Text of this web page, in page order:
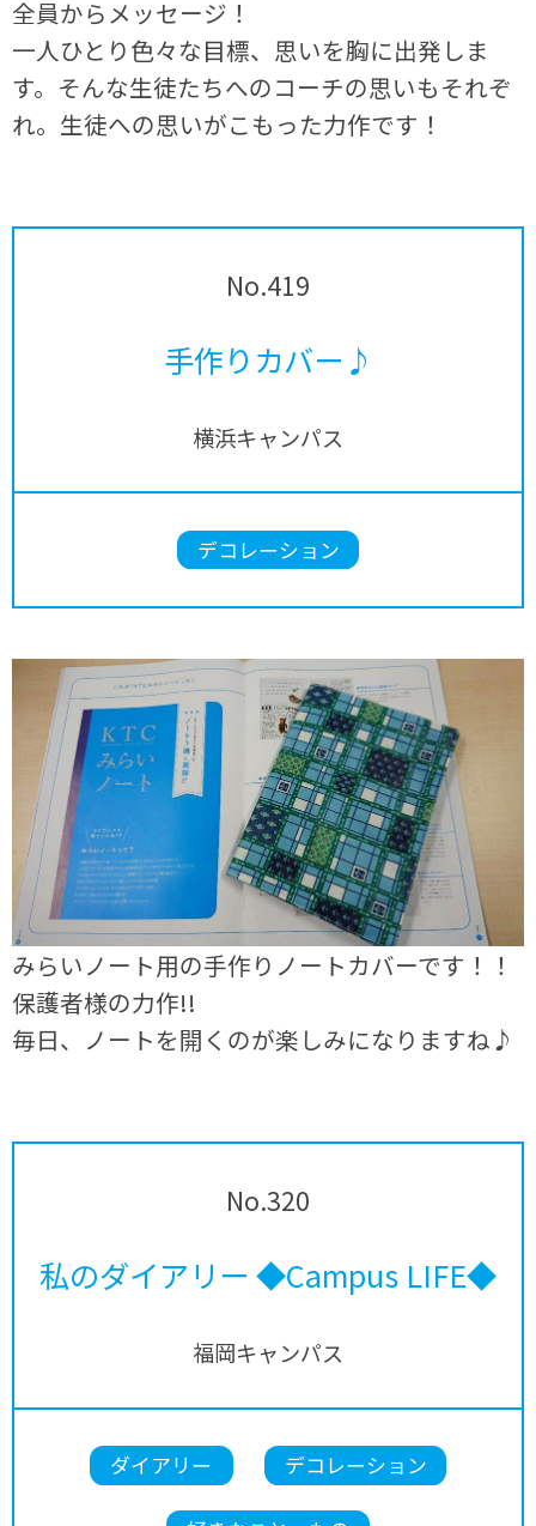
全員からメッセージ！
一人ひとり色々な目標、思いを胸に出発しま
す。そんな生徒たちへのコーチの思いもそれぞ
れ。生徒への思いがこもった力作です！
No.419
手作りカバー♪
横浜キャンパス
デコレーション
みらいノート用の手作りノートカバーです！！
保護者様の力作!!
毎日、ノートを開くのが楽しみになりますね♪
No.320
私のダイアリー ◆Campus LIFE◆
福岡キャンパス
ダイアリー デコレーション